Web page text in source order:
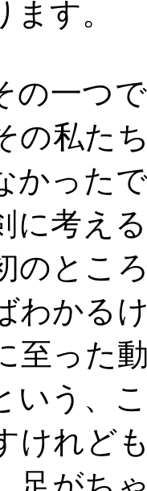
す。
一つ
の私た
かった
に考え
のとこ
わかる
至った
いう、
けれど